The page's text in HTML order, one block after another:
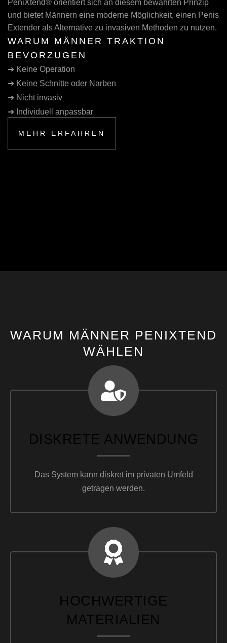
PeniXtend® orientiert sich an diesem bewährten Prinzip
und bietet Männern eine moderne Möglichkeit, einen Penis
Extender als Alternative zu invasiven Methoden zu nutzen.
WARUM MÄNNER TRAKTION
BEVORZUGEN
➜ Keine Operation
➜ Keine Schnitte oder Narben
➜ Nicht invasiv
➜ Individuell anpassbar
MEHR ERFAHREN
WARUM MÄNNER PENIXTEND
WÄHLEN
DISKRETE ANWENDUNG
Das System kann diskret im privaten Umfeld
getragen werden.
HOCHWERTIGE
MATERIALIEN